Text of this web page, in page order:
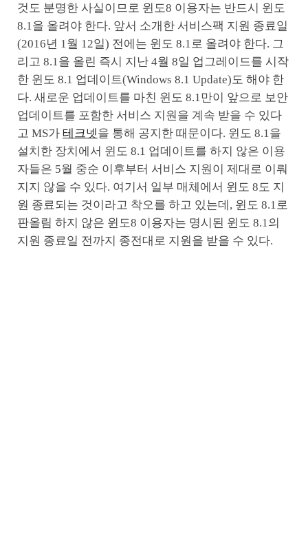
것도 분명한 사실이므로 윈도8 이용자는 반드시 윈도
8.1을 올려야 한다. 앞서 소개한 서비스팩 지원 종료일
(2016년 1월 12일) 전에는 윈도 8.1로 올려야 한다. 그
리고 8.1을 올린 즉시 지난 4월 8일 업그레이드를 시작
한 윈도 8.1 업데이트(Windows 8.1 Update)도 해야 한
다. 새로운 업데이트를 마친 윈도 8.1만이 앞으로 보안
업데이트를 포함한 서비스 지원을 계속 받을 수 있다
고 MS가 테크넷을 통해 공지한 때문이다. 윈도 8.1을
설치한 장치에서 윈도 8.1 업데이트를 하지 않은 이용
자들은 5월 중순 이후부터 서비스 지원이 제대로 이뤄
지지 않을 수 있다. 여기서 일부 매체에서 윈도 8도 지
원 종료되는 것이라고 착오를 하고 있는데, 윈도 8.1로
판올림 하지 않은 윈도8 이용자는 명시된 윈도 8.1의
지원 종료일 전까지 종전대로 지원을 받을 수 있다.